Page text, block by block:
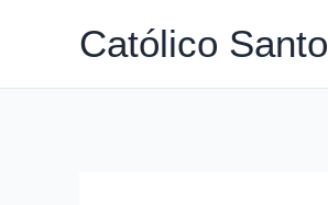
o
Católico Santo